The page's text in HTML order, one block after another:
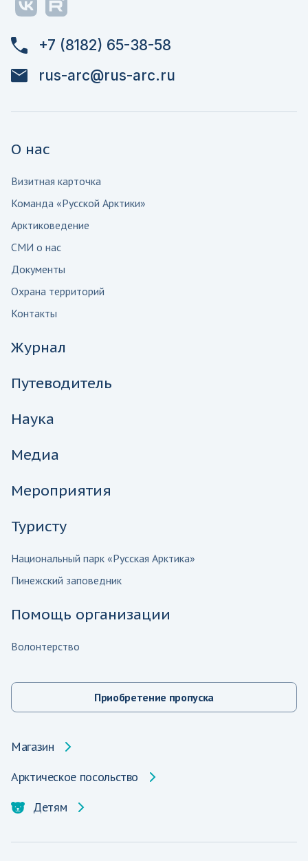
+7 (8182) 65-38-58
rus-arc@rus-arc.ru
О нас
Визитная карточка
Команда «Русской Арктики»
Арктиковедение
СМИ о нас
Документы
Охрана территорий
Контакты
Журнал
Путеводитель
Наука
Медиа
Мероприятия
Туристу
Национальный парк «Русская Арктика»
Пинежский заповедник
Помощь организации
Волонтерство
Приобретение пропуска
Магазин
Арктическое посольство
Детям